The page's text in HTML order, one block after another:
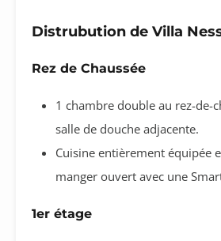
Distrubution de Villa
Rez de Chaussée
1 chambre double au rez-de-
salle de douche adjacente.
Cuisine entièrement équipée
manger ouvert avec une
1er étage